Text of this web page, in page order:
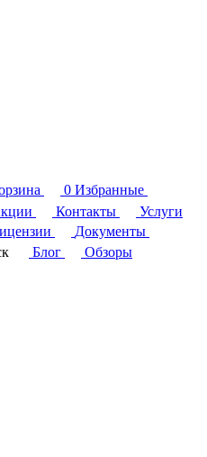
0 Избранные
Контакты
Услуги
Документы
Блог
Обзоры